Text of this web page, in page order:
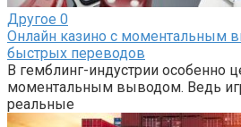
Другое 0
Онлайн казино с моментальным
быстрых переводов
В гемблинг-индустрии особенно
моментальным выводом. Ведь
реальные